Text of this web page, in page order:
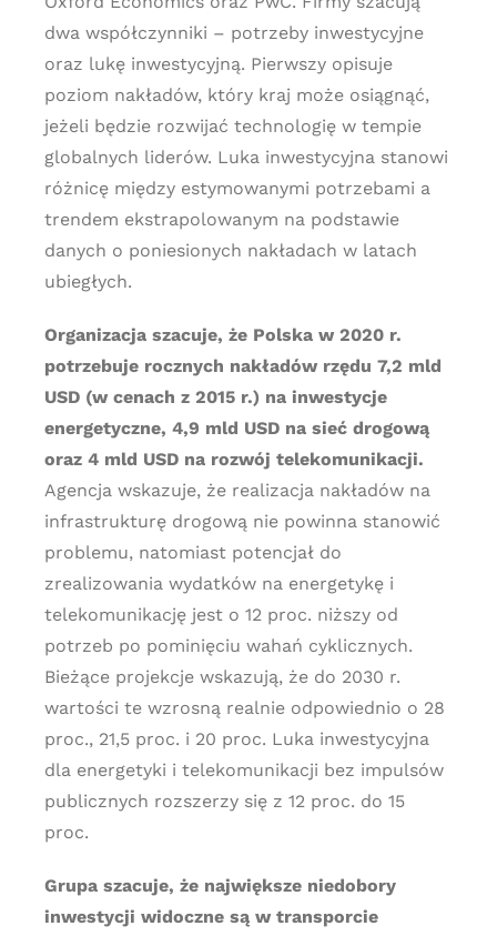
dwa współczynniki – potrzeby inwestycyjne
oraz lukę inwestycyjną. Pierwszy opisuje
poziom nakładów, który kraj może osiągnąć,
jeżeli będzie rozwijać technologię w tempie
globalnych liderów. Luka inwestycyjna stanowi
różnicę między estymowanymi potrzebami a
trendem ekstrapolowanym na podstawie
danych o poniesionych nakładach w latach
ubiegłych.
Organizacja szacuje, że Polska w 2020 r.
potrzebuje rocznych nakładów rzędu 7,2 mld
USD (w cenach z 2015 r.) na inwestycje
energetyczne, 4,9 mld USD na sieć drogową
oraz 4 mld USD na rozwój telekomunikacji.
Agencja wskazuje, że realizacja nakładów na
infrastrukturę drogową nie powinna stanowić
problemu, natomiast potencjał do
zrealizowania wydatków na energetykę i
telekomunikację jest o 12 proc. niższy od
potrzeb po pominięciu wahań cyklicznych.
Bieżące projekcje wskazują, że do 2030 r.
wartości te wzrosną realnie odpowiednio o 28
proc., 21,5 proc. i 20 proc. Luka inwestycyjna
dla energetyki i telekomunikacji bez impulsów
publicznych rozszerzy się z 12 proc. do 15
proc.
Grupa szacuje, że największe niedobory
inwestycji widoczne są w transporcie